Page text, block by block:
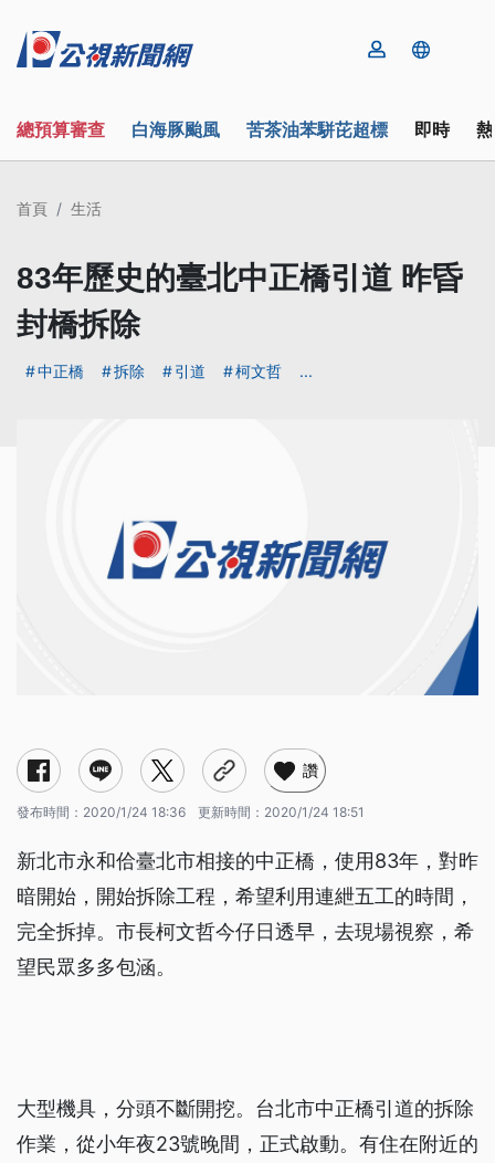
總預算審查 白海豚颱風 苦茶油苯駢芘超標 即時
首頁 生活
83年歷史的臺北中正橋引道 昨昏
封橋拆除
中正橋 拆除 引道 柯文哲 ...
讚
發布時間： 2020/1/24 18:36 更新時間： 2020/1/24 18:51
新北市永和佮臺北市相接的中正橋，使用83年，對昨
暗開始，開始拆除工程，希望利用連紲五工的時間，
完全拆掉。市長柯文哲今仔日透早，去現場視察，希
望民眾多多包涵。
大型機具，分頭不斷開挖。台北市中正橋引道的拆除
作業，從小年夜23號晚間，正式啟動。有住在附近的